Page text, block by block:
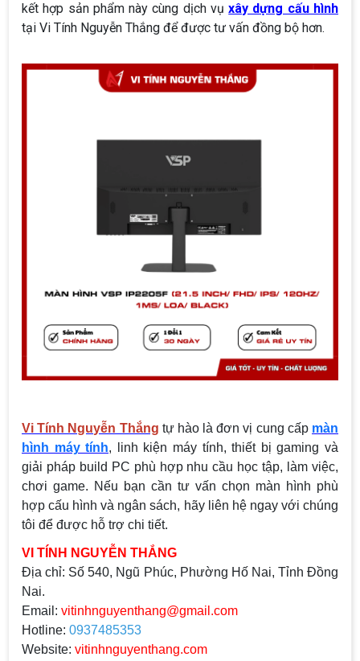
kết hợp sản phẩm này cùng dịch vụxây dựng cấu hình
tại Vi Tính Nguyễn Thắng để được tư vấn đồng bộ hơn.
Vi Tính Nguyễn Thắng tự hào là đơn vị cung cấp màn
hình máy tính, linh kiện máy tính, thiết bị gaming và
giải pháp build PC phù hợp nhu cầu học tập, làm việc,
chơi game. Nếu bạn cần tư vấn chọn màn hình phù
hợp cấu hình và ngân sách, hãy liên hệ ngay với chúng
tôi để được hỗ trợ chi tiết.
VI TÍNH NGUYỄN THẮNG
Địa chỉ: Số 540, Ngũ Phúc, Phường Hố Nai, Tỉnh Đồng
Nai.
Email: vitinhnguyenthang@gmail.com
Hotline: 0937485353
Website: vitinhnguyenthang.com